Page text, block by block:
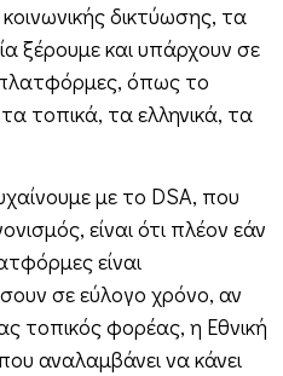
δικτύωσης, τα
ξέρουμε και υπάρχουν σε
όπως το
τοπικά, τα ελληνικά, τα
με το DSA, που
είναι ότι πλέον εάν
είναι
σε εύλογο χρόνο, αν
τοπικός φορέας, η Εθνική
αναλαμβάνει να κάνει